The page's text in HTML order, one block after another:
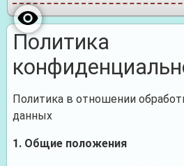
Политика
Политика в отношении
данных
1. Общие положения